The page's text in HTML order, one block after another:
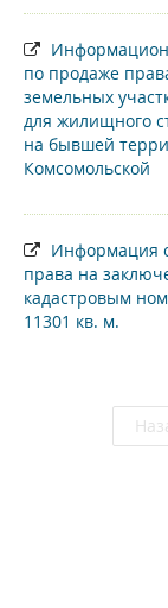
по продаже
земельных
для жилищного
на бывшей
Комсомольской
Информация
права на
кадастровым
11301 кв. м.